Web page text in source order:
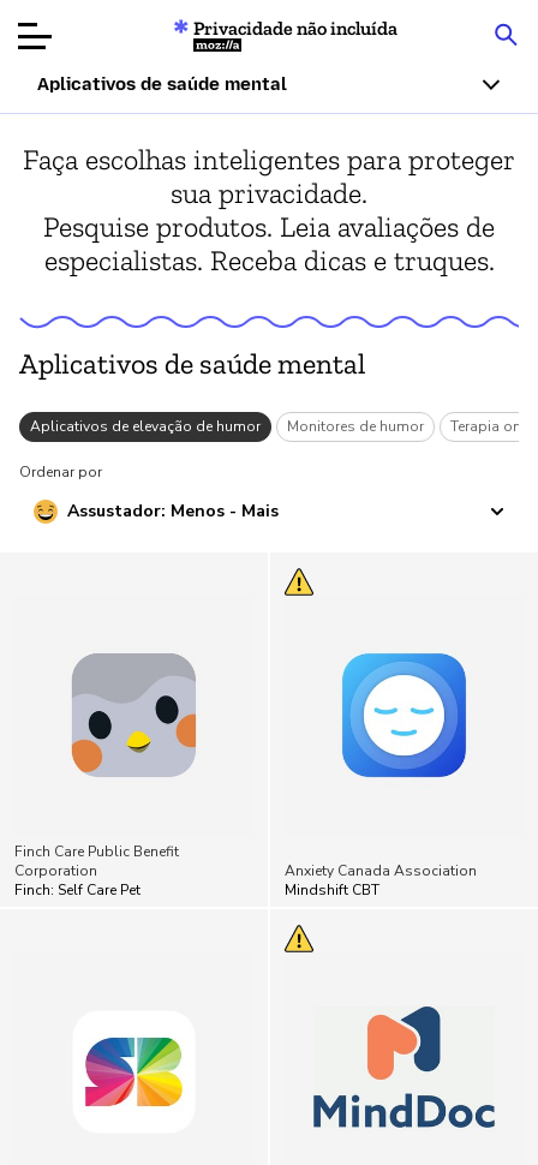
Avaliações de
produtos
Artigos
Privacidade não incluída
Mozilla
Aplicativos de saúde mental
Faça escolhas inteligentes para proteger
sua privacidade.
Pesquise produtos. Leia avaliações de
especialistas. Receba dicas e truques.
Aplicativos de saúde mental
Aplicativos de elevação de humor Monitores de humor Terapia
Ordenar por
Assustador: Menos - Mais
Finch Care Public Benefit
Corporation
Finch: Self Care Pet
Anxiety Canada Association
Mindshift CBT